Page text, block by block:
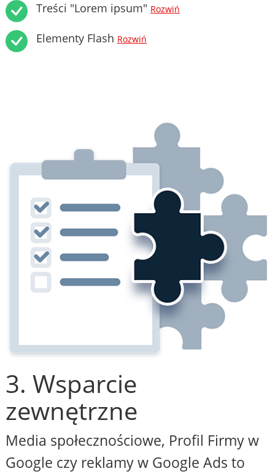
Treści "Lorem ipsum" Rozwiń
Elementy Flash Rozwiń
3. Wsparcie
zewnętrzne
Media społecznościowe, Profil Firmy w
Google czy reklamy w Google Ads to